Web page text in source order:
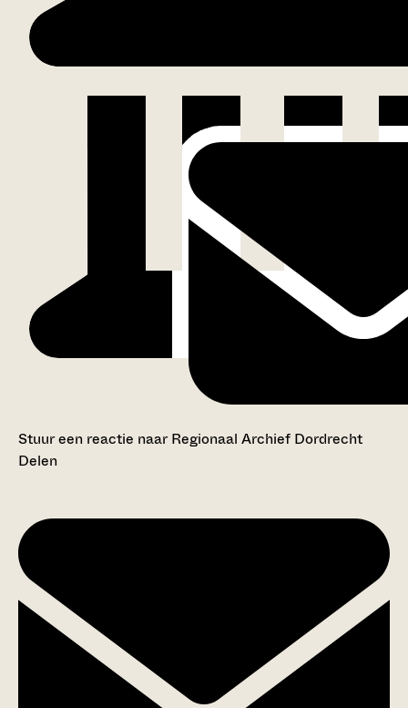
Stuur een reactie naar Regionaal Archief Dordrecht
Delen